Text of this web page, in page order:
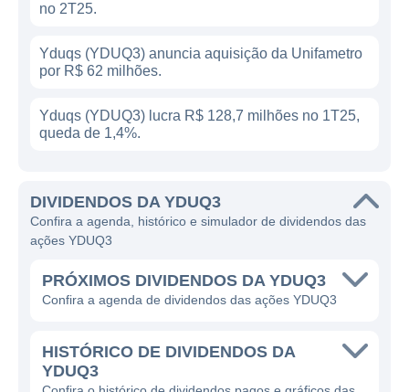
no 2T25.
Yduqs (YDUQ3) anuncia aquisição da Unifametro
por R$ 62 milhões.
Yduqs (YDUQ3) lucra R$ 128,7 milhões no 1T25,
queda de 1,4%.
DIVIDENDOS DA YDUQ3
Confira a agenda, histórico e simulador de dividendos das
ações YDUQ3
PRÓXIMOS DIVIDENDOS DA YDUQ3
Confira a agenda de dividendos das ações YDUQ3
HISTÓRICO DE DIVIDENDOS DA
YDUQ3